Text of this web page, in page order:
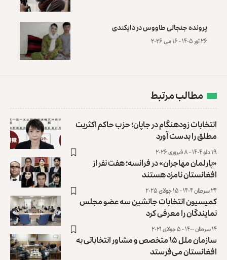
پرونده‌ جنجالی طاووس در دایکندی
۲۶ ثور ۱۴۰۵ - ۱۶ می ۲۰۲۶
مطالب مرتبط
انتخابات زودهنگام در جاپان؛ حزب حاکم اکثریت
مطلق را بدست آورد
۱۹ دلو ۱۴۰۴ - ۸ فبروری ۲۰۲۶
«پارلمان مهاجران» در فرانسه؛ هفت نفر از
افغانستان نامزد هستند
۲۴ سرطان ۱۴۰۴ - ۱۵ جولای ۲۰۲۵
کمیسیون انتخابات جانشین سه عضو مجلس
نمایندگان را معرفی کرد
۱۴ سرطان ۱۴۰۰ - ۵ جولای ۲۰۲۱
سازمان ملل ۱۵ متخصص و مشاور انتخاباتی به
افغانستان می‌فرستد